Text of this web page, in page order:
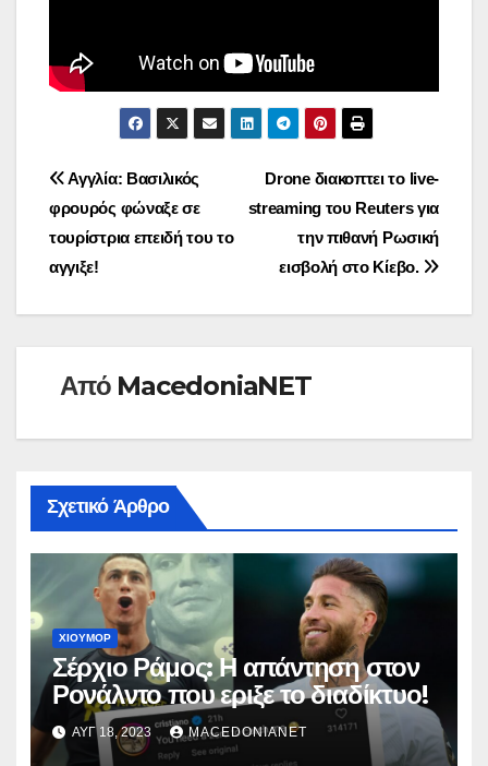
Πλοήγηση
άρθρων
Drone διακοπτει το live-
streaming του Reuters για
την πιθανή Ρωσική
εισβολή στο Κίεβο.
Αγγλία: Βασιλικός
φρουρός φώναξε σε
τουρίστρια επειδή του το
αγγιξε!
Από MacedoniaNET
Σχετικό Άρθρο
ΧΙΟΎΜΟΡ
Σέρχιο Ράμος: Η απάντηση στον
Ρονάλντο που εριξε το διαδίκτυο!
ΑΥΓ 18, 2023 MACEDONIANET